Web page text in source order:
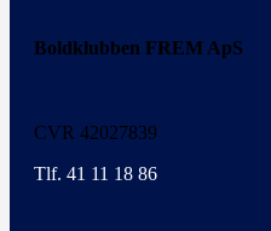
Boldklubben FREM ApS
CVR 42027839
Tlf. 41 11 18 86